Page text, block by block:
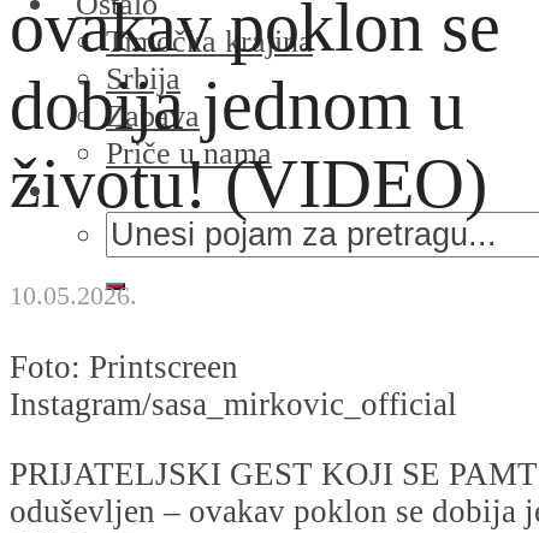
Timočka krajina
Srbija
Zabava
Priče u nama
ovakav poklon se
dobija jednom u
životu! (VIDEO)
10.05.2026.
Foto: Printscreen
Instagram/sasa_mirkovic_official
PRIJATELJSKI GEST KOJI SE
oduševljen – ovakav poklon se dobija